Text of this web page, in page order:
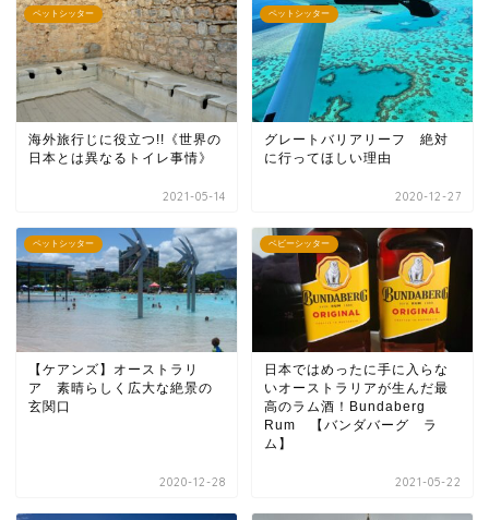
ペットシッター
海外旅行じに役立つ!!《世界の
日本とは異なるトイレ事情》
2021-05-14
ペットシッター
グレートバリアリーフ 絶対
に行ってほしい理由
2020-12-27
ペットシッター
【ケアンズ】オーストラリ
ア 素晴らしく広大な絶景の
玄関口
2020-12-28
ベビーシッター
日本ではめったに手に入らな
いオーストラリアが生んだ最
高のラム酒！Bundaberg
Rum 【バンダバーグ ラ
ム】
2021-05-22